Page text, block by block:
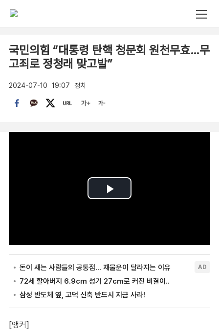
국민의힘 “대통령 탄핵 청문회 원천무효…무
고죄로 정청래 맞고발”
2024-07-10 19:07 정치
[앵커]